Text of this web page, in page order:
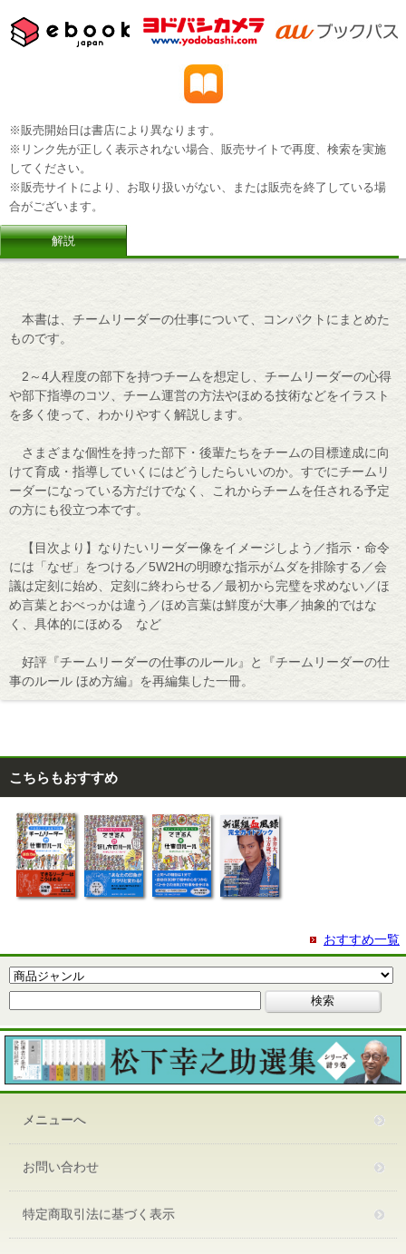
※販売開始日は書店により異なります。
※リンク先が正しく表示されない場合、販売サイトで再度、検索を実施
してください。
※販売サイトにより、お取り扱いがない、または販売を終了している場
合がございます。
解説
本書は、チームリーダーの仕事について、コンパクトにまとめた
ものです。
2～4人程度の部下を持つチームを想定し、チームリーダーの心得
や部下指導のコツ、チーム運営の方法やほめる技術などをイラスト
を多く使って、わかりやすく解説します。
さまざまな個性を持った部下・後輩たちをチームの目標達成に向
けて育成・指導していくにはどうしたらいいのか。すでにチームリ
ーダーになっている方だけでなく、これからチームを任される予定
の方にも役立つ本です。
【目次より】なりたいリーダー像をイメージしよう／指示・命令
には「なぜ」をつける／5W2Hの明瞭な指示がムダを排除する／会
議は定刻に始め、定刻に終わらせる／最初から完璧を求めない／ほ
め言葉とおべっかは違う／ほめ言葉は鮮度が大事／抽象的ではな
く、具体的にほめる など
好評『チームリーダーの仕事のルール』と『チームリーダーの仕
事のルール ほめ方編』を再編集した一冊。
こちらもおすすめ
おすすめ一覧
メニューへ
お問い合わせ
特定商取引法に基づく表示